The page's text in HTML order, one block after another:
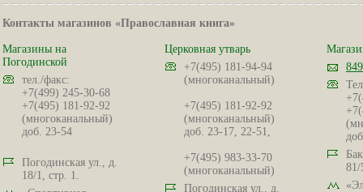
Контакты магазинов «Православная книга»
Магазины на
Погодинской
тел./факс:
+7(499) 245-30-68
+7(495) 181-92-92
(многоканальный)
доб. 23-54
Погодинская ул., д.
18/1, стр. 1.
Церковная утварь
+7(495) 181-94-94
(многоканальный)
+7(495) 181-92-92
(многоканальный)
доб. 23-17, 22-51,
+7(495) 983-33-70
(многоканальный)
Погодинская ул., д.
81/